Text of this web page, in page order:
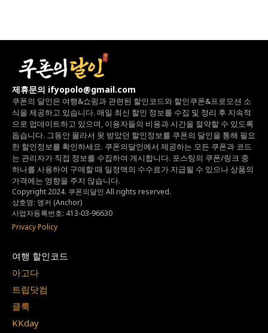
제휴문의 ifyopolo@gmail.com
쿠폰의 달인은 여행&쇼핑과 관련된 할인코드와 할인쿠폰&프로모션 소
식을 제공하고 있습니다. 매일 최신 할인 정보를 수집 및 정리 후 지속적
으로 업데이트하고 있으며, 이용자들의 비용과 시간을 절약할 수 있도록
돕습니다. 그동안 몰라서 못 받았던 할인정보를 쿠폰의 달인을 통해 필요
한 할인정보를 확인하세요. 쿠폰의달인에서 제공하는 모든 쿠폰과 코드
는 관리자가 직접 정보를 수집하여 게시합니다. 포스팅의 쿠폰/링크 중
하나를 사용하여 구매할 때 일정액의 수수료가 지급될 수 있으나상품의
가격에는 영향을 주지 않습니다.
Copyright 2024. 쿠폰의달인 All rights reserved.
상호명: 앵커 (Anchor)
사업자등록번호: 413-03-96630
Privacy Policy
여행 할인코드
아고다
트립닷컴
클룩
KKday